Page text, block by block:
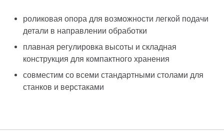
роликовая опора для возможности легкой подачи
детали в направлении обработки
плавная регулировка высоты и складная
конструкция для компактного хранения
совместим со всеми стандартными столами для
станков и верстаками